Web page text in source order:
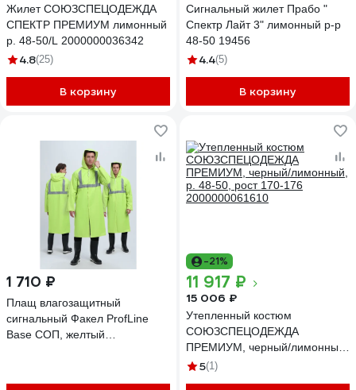
Жилет СОЮЗСПЕЦОДЕЖДА
СПЕКТР ПРЕМИУМ лимонный
р. 48-50/L 2000000036342
4.8(25)
В корзину
Сигнальный жилет Прабо "
Спектр Лайт 3" лимонный р-р
48-50 19456
4.4(5)
В корзину
1 710 ₽
Плащ влагозащитный
сигнальный Факел ProfLine
Base СОП, желтый
-21%
11 917 ₽
15 006 ₽
Утепленный костюм
СОЮЗСПЕЦОДЕЖДА
ПРЕМИУМ, черный/лимонный,
р. 48-50, рост 170-176
5(1)